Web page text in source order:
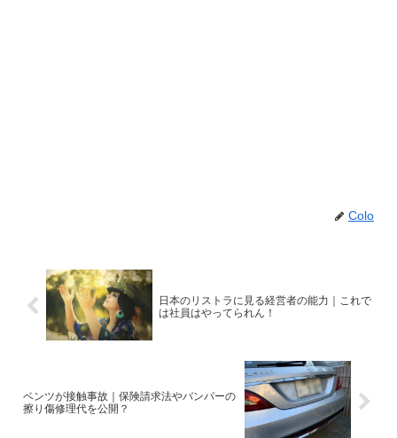
Colo
日本のリストラに見る経営者の能力｜これで
は社員はやってられん！
ベンツが接触事故｜保険請求法やバンパーの
擦り傷修理代を公開？